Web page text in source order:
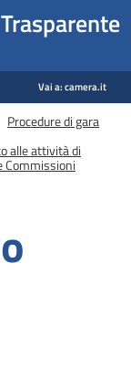
Vai a:camera.it
Procedure di gara
alle attività di
Commissioni